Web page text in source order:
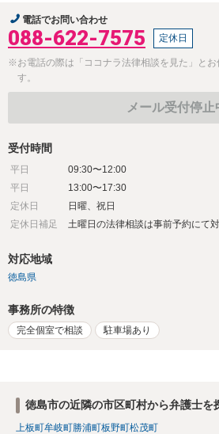
電話でお問い合わせ
088-622-7575 定休日
※お電話の際は「ココナラ法律相談を見た」と
す。
メール受付停止
受付時間
平日
09:30〜12:00
平日
13:00〜17:30
定休日
日曜、祝日
定休日補足
土曜日の法律相談は事前予約にて対
対応地域
徳島県
事務所の特徴
完全個室で相談 駐車場あり
徳島市の近隣の市区町村から弁護士を
上板町牟岐町勝浦町板野町松茂町